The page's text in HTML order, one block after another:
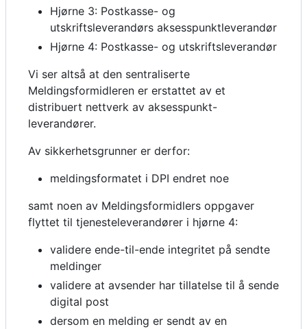
Hjørne 3: Postkasse- og
utskriftsleverandørs aksesspunktleverandør
Hjørne 4: Postkasse- og utskriftsleverandør
Vi ser altså at den sentraliserte
Meldingsformidleren er erstattet av et
distribuert nettverk av aksesspunkt-
leverandører.
Av sikkerhetsgrunner er derfor:
meldingsformatet i DPI endret noe
samt noen av Meldingsformidlers oppgaver
flyttet til tjenesteleverandører i hjørne 4:
validere ende-til-ende integritet på sendte
meldinger
validere at avsender har tillatelse til å sende
digital post
dersom en melding er sendt av en